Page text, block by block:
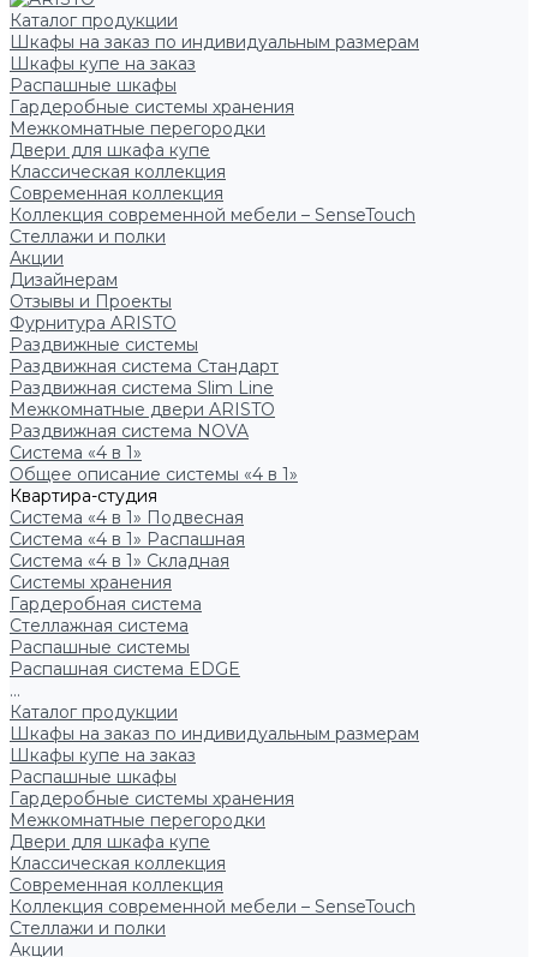
Каталог продукции
Шкафы на заказ по индивидуальным размерам
Шкафы купе на заказ
Распашные шкафы
Гардеробные системы хранения
Межкомнатные перегородки
Двери для шкафа купе
Классическая коллекция
Современная коллекция
Коллекция современной мебели – SenseTouch
Стеллажи и полки
Акции
Дизайнерам
Отзывы и Проекты
Фурнитура ARISTO
Раздвижные системы
Раздвижная система Стандарт
Раздвижная система Slim Line
Межкомнатные двери ARISTO
Раздвижная система NOVA
Система «4 в 1»
Общее описание системы «4 в 1»
Квартира-студия
Система «4 в 1» Подвесная
Система «4 в 1» Распашная
Система «4 в 1» Складная
Системы хранения
Гардеробная система
Стеллажная система
Распашные системы
Распашная система EDGE
...
Каталог продукции
Шкафы на заказ по индивидуальным размерам
Шкафы купе на заказ
Распашные шкафы
Гардеробные системы хранения
Межкомнатные перегородки
Двери для шкафа купе
Классическая коллекция
Современная коллекция
Коллекция современной мебели – SenseTouch
Стеллажи и полки
Акции